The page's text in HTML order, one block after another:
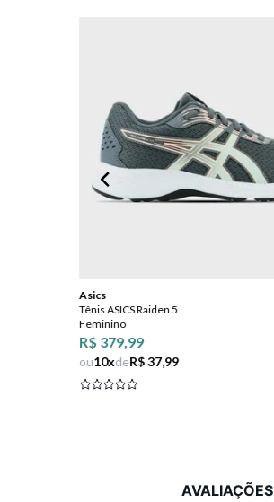
Asics
Tênis ASICS Raiden 5
Feminino
R$ 379,99
ou10xdeR$ 37,99
AVALIAÇÕES